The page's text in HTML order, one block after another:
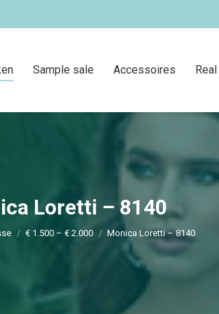
Sample sale Accessoires
Loretti – 8140
Je bent hier:
€ 1.500 – € 2.000 Monica Loretti – 8140